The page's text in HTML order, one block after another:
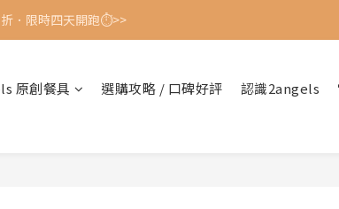
．限時四天開跑⏱️>>
．限時四天開跑⏱️>>
．限時四天開跑⏱️>>
原創餐具 選購攻略 / 口碑好評 認識2angels